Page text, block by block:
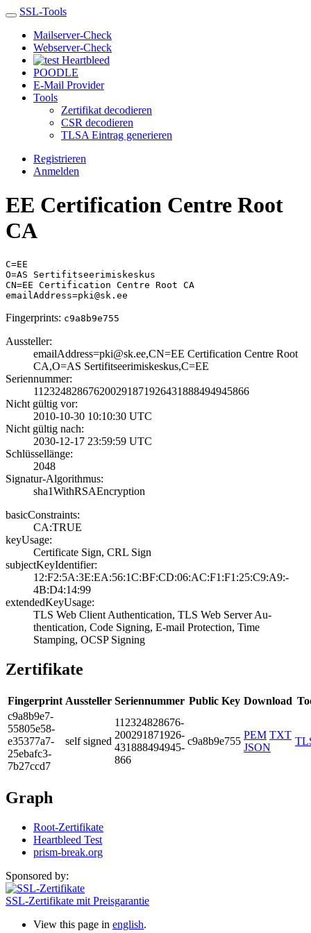
SSL-Tools
Mailserver-Check
Webserver-Check
Heartbleed
POODLE
E-Mail Provider
Tools
Zertifikat decodieren
CSR decodieren
TLSA Eintrag generieren
Registrieren
Anmelden
EE Certification Centre Root
CA
C=EE
O=AS Sertifitseerimiskeskus
CN=EE Certification Centre Root CA
emailAddress=pki@sk.ee
Fingerprints: c9a8b9e755
Aussteller:
emailAddress=pki­@sk.ee,CN=EE Cer­tification Centr­e Root
CA,O=AS S­ertifitseerimisk­eskus,C=EE
Seriennummer:
1123248286762002­9187192643188849­4945866
Nicht gültig vor:
2010-10-30 10:10­:30 UTC
Nicht gültig nach:
2030-12-17 23:59­:59 UTC
Schlüssellänge:
2048
Signatur-Algorithmus:
sha1WithRSAEncry­ption
basicConstraints:
CA:TRUE
keyUsage:
Certificate Sign­, CRL Sign
subjectKeyIdentifier:
12:F2:5A:3E:EA:5­6:1C:BF:CD:06:AC­:F1:F1:25:C9:A9:­
4B:D4:14:99
extendedKeyUsage:
TLS Web Client A­uthentication, T­LS Web Server Au­
thentication, Co­de Signing, E-ma­il Protection, T­ime
Stamping, OC­SP Signing
Zertifikate
Fingerprint Aussteller Seriennummer Public Key Download
c9a8­b9e7­
5580­5e58­
e353­77a7­
25eb­afc3­
7b27­ccd7
self signed
1123­2482­8676­
2002­9187­1926­
4318­8849­4945­
866
c9a8b9e755
PEM TXT
JSON
Graph
Root-Zertifikate
Heartbleed Test
prism-break.org
Sponsored by:
SSL-Zertifikate mit Preisgarantie
View this page in english.